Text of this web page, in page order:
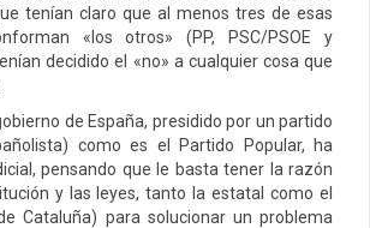
tenían claro que al menos tres de esas
«los otros» (PP, PSC/PSOE y
decidido el «no» a cualquier cosa que
de España, presidido por un partido
como es el Partido Popular, ha
pensando que le basta tener la razón
y las leyes, tanto la estatal como el
Cataluña) para solucionar un problema